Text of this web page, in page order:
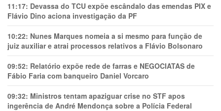
11:17: Devassa do TCU expõe escândalo das emendas PIX e
Flávio Dino aciona investigação da PF
10:22: Nunes Marques nomeia a si mesmo para função de
juiz auxiliar e atrai processos relativos a Flávio Bolsonaro
09:52: Relatório expõe rede de farras e NEGOCIATAS de
Fábio Faria com banqueiro Daniel Vorcaro
09:32: Ministros tentam apaziguar crise no STF apos
ingerência de André Mendonça sobre a Polícia Federal